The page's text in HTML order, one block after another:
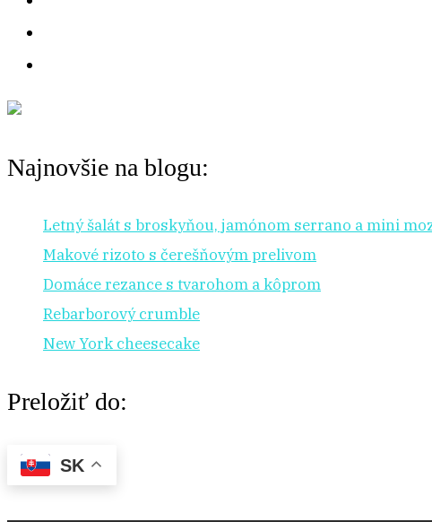
Najnovšie na blogu:
Letný šalát s broskyňou, jamónom serrano a mini
Makové rizoto s čerešňovým prelivom
Domáce rezance s tvarohom a kôprom
Rebarborový crumble
New York cheesecake
Preložiť do:
SK